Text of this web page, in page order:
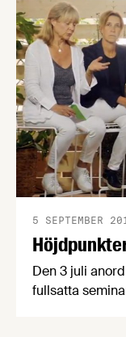
5 SEPTEMBER
Den 3 juli
fullsatta